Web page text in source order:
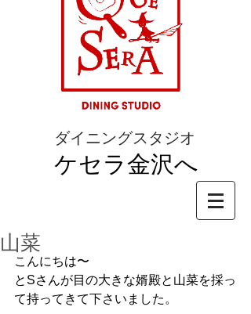
ダイニングスタジオ
ケセラ金沢へ
山菜
こんにちは〜
とSさんが目の大きな婿殿と山菜を採っ
て持ってきて下さいました。